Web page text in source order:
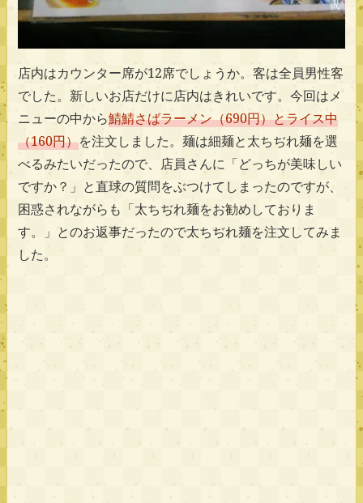
店内はカウンター席が12席でしょうか。客は全員男性客
でした。新しいお店だけに店内はきれいです。今回はメ
ニューの中から鯖鯖さばラーメン（690円）とライス中
（160円）を注文しました。麺は細麺と太ちぢれ麺を選
べるみたいだったので、店員さんに「どっちが美味しい
ですか？」と直球の質問をぶつけてしまったのですが、
困惑されながらも「太ちぢれ麺をお勧めしておりま
す。」とのお返事だったので太ちぢれ麺を注文してみま
した。